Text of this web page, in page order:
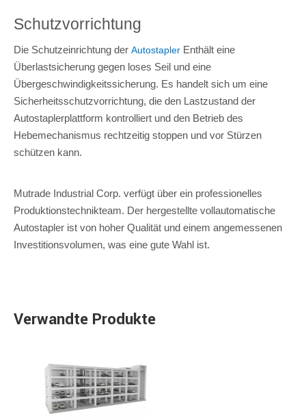
Schutzvorrichtung
Die Schutzeinrichtung der Autostapler Enthält eine
Überlastsicherung gegen loses Seil und eine
Übergeschwindigkeitssicherung. Es handelt sich um eine
Sicherheitsschutzvorrichtung, die den Lastzustand der
Autostaplerplattform kontrolliert und den Betrieb des
Hebemechanismus rechtzeitig stoppen und vor Stürzen
schützen kann.
Mutrade Industrial Corp. verfügt über ein professionelles
Produktionstechnikteam. Der hergestellte vollautomatische
Autostapler ist von hoher Qualität und einem angemessenen
Investitionsvolumen, was eine gute Wahl ist.
Verwandte Produkte